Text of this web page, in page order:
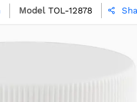
Model TOL-12878 